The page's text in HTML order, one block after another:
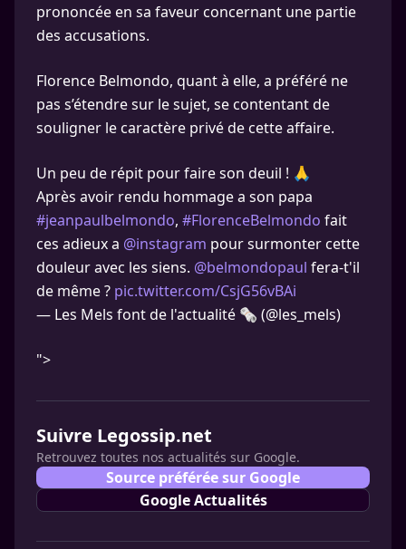
prononcée en sa faveur concernant une partie
des accusations.
Florence Belmondo, quant à elle, a préféré ne
pas s’étendre sur le sujet, se contentant de
souligner le caractère privé de cette affaire.
Un peu de répit pour faire son deuil ! 🙏
Après avoir rendu hommage a son papa
#jeanpaulbelmondo, #FlorenceBelmondo fait
ces adieux a @instagram pour surmonter cette
douleur avec les siens. @belmondopaul fera-t'il
de même ? pic.twitter.com/CsjG56vBAi
— Les Mels font de l'actualité 🗞 (@les_mels)
">
Suivre Legossip.net
Retrouvez toutes nos actualités sur Google.
Source préférée sur Google
Google Actualités